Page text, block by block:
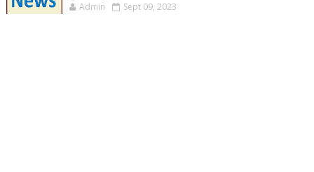
Admin Sept 09, 2023